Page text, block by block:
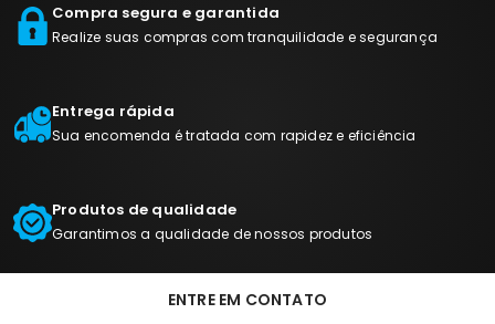
Compra segura e garantida
Realize suas compras com tranquilidade e segurança
Entrega rápida
Sua encomenda é tratada com rapidez e eficiência
Produtos de qualidade
Garantimos a qualidade de nossos produtos
ENTRE EM CONTATO